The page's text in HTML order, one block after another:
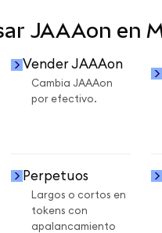
JAAAon en
Vender JAAAon
Cambia JAAAon
por efectivo.
Perpetuos
Largos o cortos en
tokens con
apalancamiento